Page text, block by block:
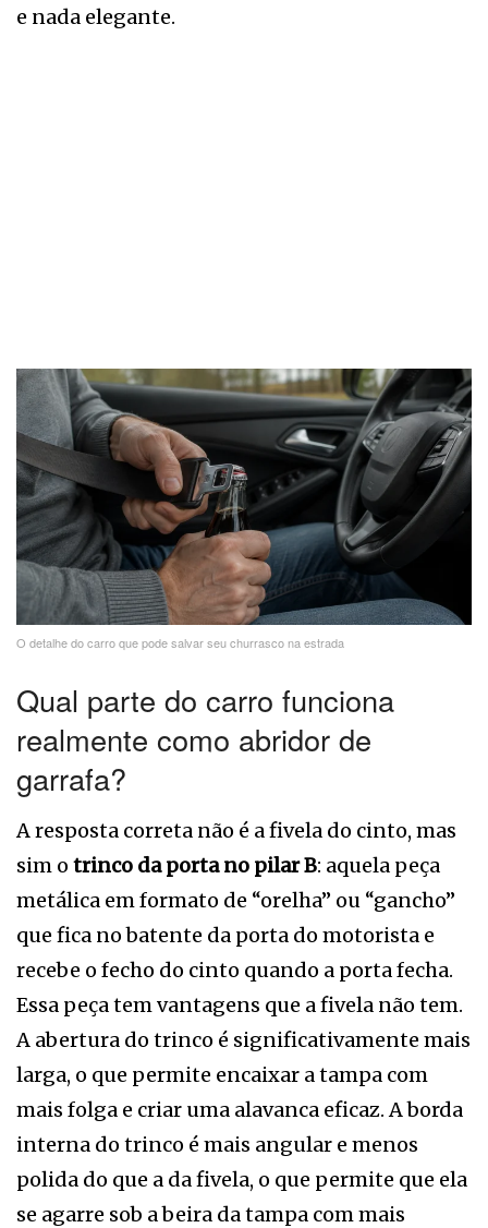
e nada elegante.
O detalhe do carro que pode salvar seu churrasco na estrada
Qual parte do carro funciona
realmente como abridor de
garrafa?
A resposta correta não é a fivela do cinto, mas
sim o trinco da porta no pilar B: aquela peça
metálica em formato de “orelha” ou “gancho”
que fica no batente da porta do motorista e
recebe o fecho do cinto quando a porta fecha.
Essa peça tem vantagens que a fivela não tem.
A abertura do trinco é significativamente mais
larga, o que permite encaixar a tampa com
mais folga e criar uma alavanca eficaz. A borda
interna do trinco é mais angular e menos
polida do que a da fivela, o que permite que ela
se agarre sob a beira da tampa com mais